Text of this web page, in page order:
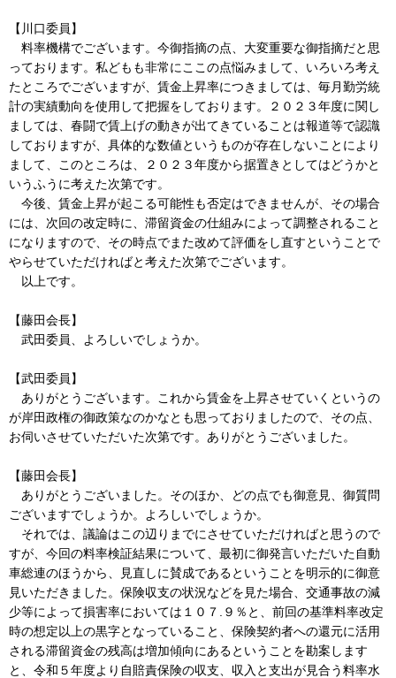
【川口委員】
料率機構でございます。今御指摘の点、大変重要な御指摘だと思
っております。私どもも非常にここの点悩みまして、いろいろ考え
たところでございますが、賃金上昇率につきましては、毎月勤労統
計の実績動向を使用して把握をしております。２０２３年度に関し
ましては、春闘で賃上げの動きが出てきていることは報道等で認識
しておりますが、具体的な数値というものが存在しないことにより
まして、このところは、２０２３年度から据置きとしてはどうかと
いうふうに考えた次第です。
今後、賃金上昇が起こる可能性も否定はできませんが、その場合
には、次回の改定時に、滞留資金の仕組みによって調整されること
になりますので、その時点でまた改めて評価をし直すということで
やらせていただければと考えた次第でございます。
以上です。
【藤田会長】
武田委員、よろしいでしょうか。
【武田委員】
ありがとうございます。これから賃金を上昇させていくというの
が岸田政権の御政策なのかなとも思っておりましたので、その点、
お伺いさせていただいた次第です。ありがとうございました。
【藤田会長】
ありがとうございました。そのほか、どの点でも御意見、御質問
ございますでしょうか。よろしいでしょうか。
それでは、議論はこの辺りまでにさせていただければと思うので
すが、今回の料率検証結果について、最初に御発言いただいた自動
車総連のほうから、見直しに賛成であるということを明示的に御意
見いただきました。保険収支の状況などを見た場合、交通事故の減
少等によって損害率においては１０７.９％と、前回の基準料率改定
時の想定以上の黒字となっていること、保険契約者への還元に活用
される滞留資金の残高は増加傾向にあるということを勘案します
と、令和５年度より自賠責保険の収支、収入と支出が見合う料率水